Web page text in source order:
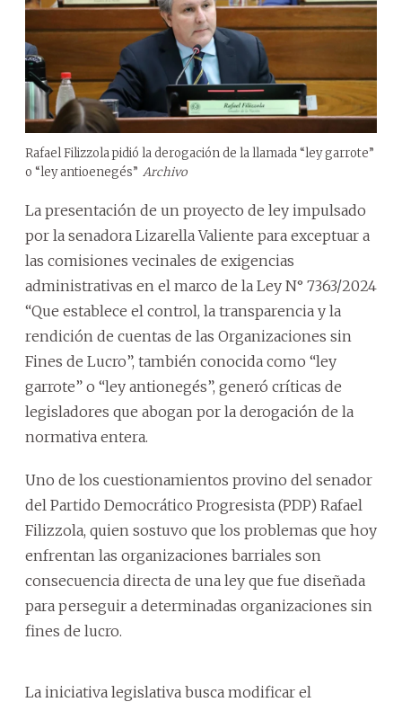
Rafael Filizzola pidió la derogación de la llamada “ley garrote”
o “ley antioenegés” Archivo
La presentación de un proyecto de ley impulsado
por la senadora Lizarella Valiente para exceptuar a
las comisiones vecinales de exigencias
administrativas en el marco de la Ley N° 7363/2024
“Que establece el control, la transparencia y la
rendición de cuentas de las Organizaciones sin
Fines de Lucro”, también conocida como “ley
garrote” o “ley antionegés”, generó críticas de
legisladores que abogan por la derogación de la
normativa entera.
Uno de los cuestionamientos provino del senador
del Partido Democrático Progresista (PDP) Rafael
Filizzola, quien sostuvo que los problemas que hoy
enfrentan las organizaciones barriales son
consecuencia directa de una ley que fue diseñada
para perseguir a determinadas organizaciones sin
fines de lucro.
La iniciativa legislativa busca modificar el